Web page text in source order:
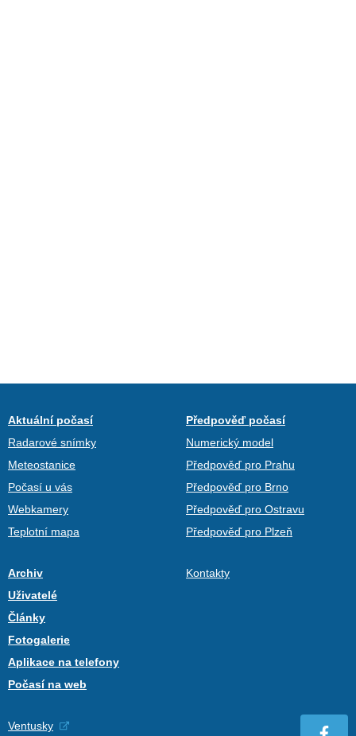
Aktuální počasí
Radarové snímky
Meteostanice
Počasí u vás
Webkamery
Teplotní mapa
Předpověď počasí
Numerický model
Předpověď pro Prahu
Předpověď pro Brno
Předpověď pro Ostravu
Předpověď pro Plzeň
Archiv
Uživatelé
Články
Fotogalerie
Aplikace na telefony
Počasí na web
Kontakty
Ventusky